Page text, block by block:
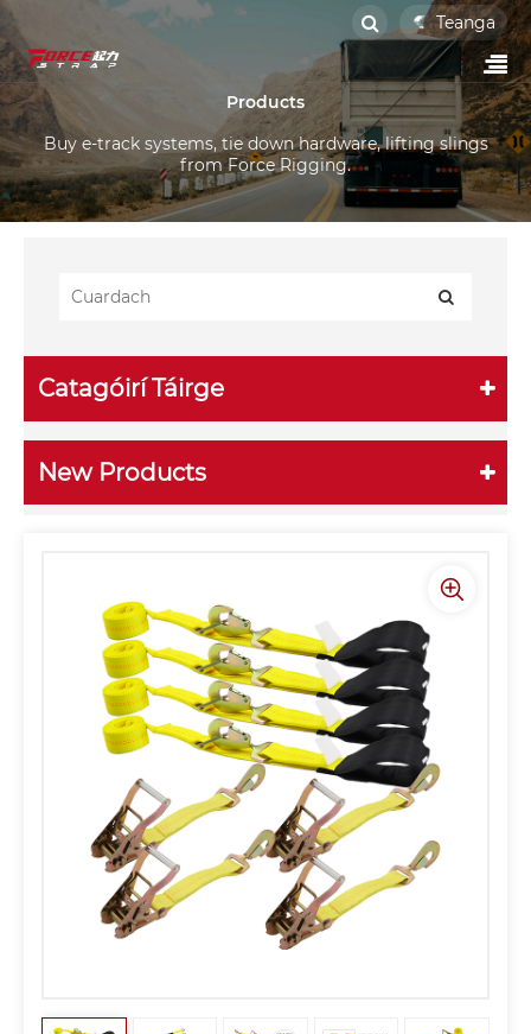
Teanga
Products
Buy e-track systems, tie down hardware, lifting slings
from Force Rigging.
Catagóirí Táirge
New Products